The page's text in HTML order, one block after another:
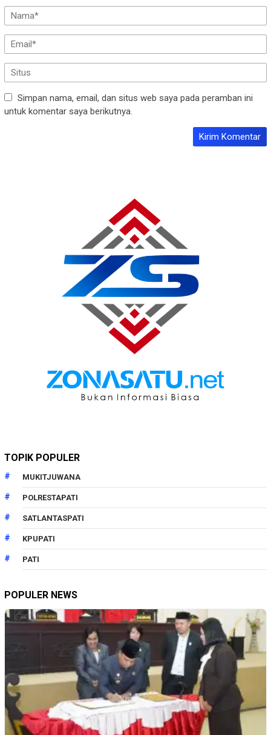
Simpan nama, email, dan situs web saya pada peramban ini
untuk komentar saya berikutnya.
TOPIK POPULER
MUKITJUWANA
POLRESTAPATI
SATLANTASPATI
KPUPATI
PATI
POPULER NEWS